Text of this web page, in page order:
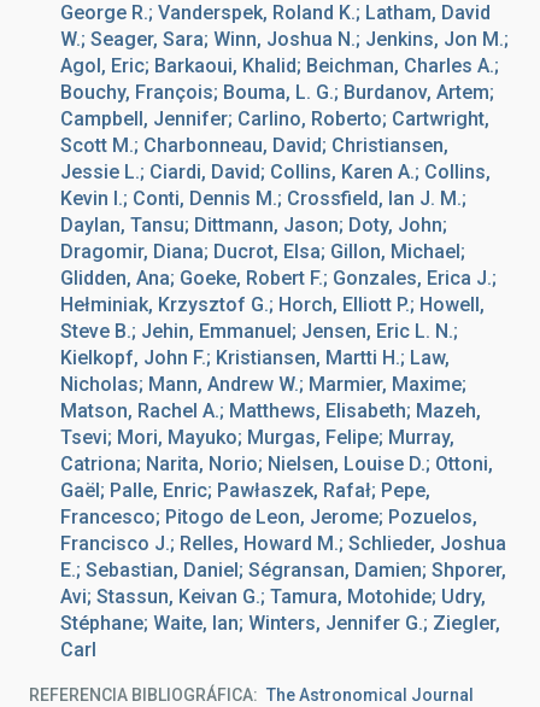
George R.; Vanderspek, Roland K.; Latham, David
W.; Seager, Sara; Winn, Joshua N.; Jenkins, Jon M.;
Agol, Eric; Barkaoui, Khalid; Beichman, Charles A.;
Bouchy, François; Bouma, L. G.; Burdanov, Artem;
Campbell, Jennifer; Carlino, Roberto; Cartwright,
Scott M.; Charbonneau, David; Christiansen,
Jessie L.; Ciardi, David; Collins, Karen A.; Collins,
Kevin I.; Conti, Dennis M.; Crossfield, Ian J. M.;
Daylan, Tansu; Dittmann, Jason; Doty, John;
Dragomir, Diana; Ducrot, Elsa; Gillon, Michael;
Glidden, Ana; Goeke, Robert F.; Gonzales, Erica J.;
Hełminiak, Krzysztof G.; Horch, Elliott P.; Howell,
Steve B.; Jehin, Emmanuel; Jensen, Eric L. N.;
Kielkopf, John F.; Kristiansen, Martti H.; Law,
Nicholas; Mann, Andrew W.; Marmier, Maxime;
Matson, Rachel A.; Matthews, Elisabeth; Mazeh,
Tsevi; Mori, Mayuko; Murgas, Felipe; Murray,
Catriona; Narita, Norio; Nielsen, Louise D.; Ottoni,
Gaël; Palle, Enric; Pawłaszek, Rafał; Pepe,
Francesco; Pitogo de Leon, Jerome; Pozuelos,
Francisco J.; Relles, Howard M.; Schlieder, Joshua
E.; Sebastian, Daniel; Ségransan, Damien; Shporer,
Avi; Stassun, Keivan G.; Tamura, Motohide; Udry,
Stéphane; Waite, Ian; Winters, Jennifer G.; Ziegler,
Carl
REFERENCIA BIBLIOGRÁFICA The Astronomical Journal